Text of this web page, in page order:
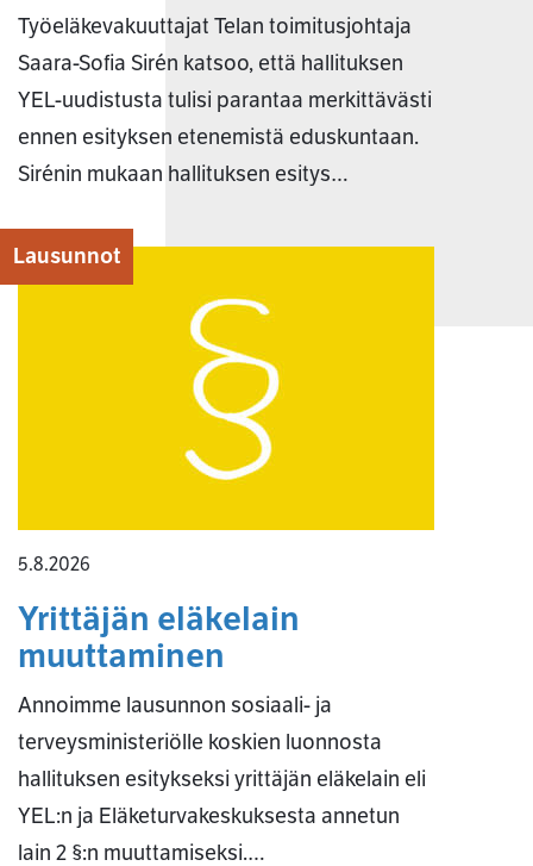
Työeläkevakuuttajat Telan toimitusjohtaja
Saara-Sofia Sirén katsoo, että hallituksen
YEL-uudistusta tulisi parantaa merkittävästi
ennen esityksen etenemistä eduskuntaan.
Sirénin mukaan hallituksen esitys…
Lausunnot
5.8.2026
Yrittäjän eläkelain
muuttaminen
Annoimme lausunnon sosiaali- ja
terveysministeriölle koskien luonnosta
hallituksen esitykseksi yrittäjän eläkelain eli
YEL:n ja Eläketurvakeskuksesta annetun
lain 2 §:n muuttamiseksi.…